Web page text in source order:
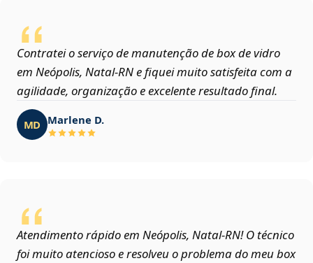
Contratei o serviço de manutenção de box de vidro
em Neópolis, Natal‑RN e fiquei muito satisfeita com a
agilidade, organização e excelente resultado final.
MD Marlene D.
Atendimento rápido em Neópolis, Natal‑RN! O técnico
foi muito atencioso e resolveu o problema do meu box